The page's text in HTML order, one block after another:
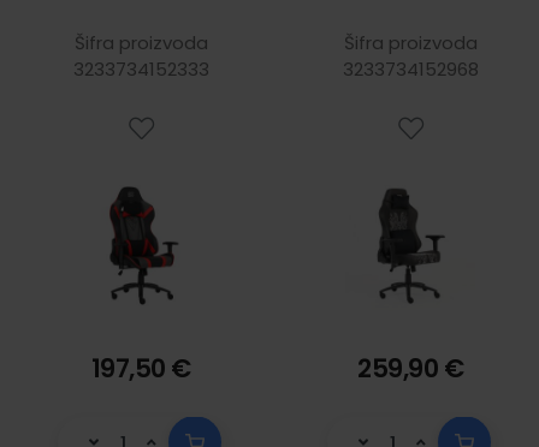
Šifra proizvoda
3233734152333
197,50 €
Šifra proizvoda
3233734152968
259,90 €